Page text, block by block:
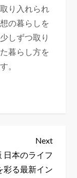
り入れられ
の暮らしを
しずつ取り
暮らし方を
。
Next
Next
日本のライフ
彩る最新イン